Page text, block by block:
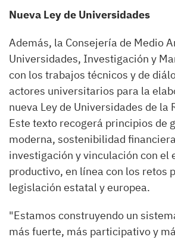
Nueva Ley de Universidades
Además, la Consejería de Medio
Universidades, Investigación y
con los trabajos técnicos y de
actores universitarios para la
nueva Ley de Universidades de la
Este texto recogerá principios de
moderna, sostenibilidad
investigación y vinculación con el
productivo, en línea con los retos
legislación estatal y europea.
"Estamos construyendo un
más fuerte, más participativo y